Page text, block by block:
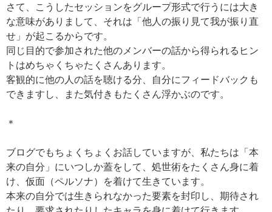
さて、こうしたセッションをグループ形式で行うには大き
な意味がありまして、それは「他人の振り見て我が振り直
せ」が起こるからです。
同じ目的で参加された他のメンバーの話から得られるヒン
トはめちゃくちゃたくさんあります。
客観的に他の人の話を聴ける分、自分にフィードバックも
できますし、また気付きもたくさん浮かぶのです。
＊
ブログでもちょくちょくお話していますが、私たちは「本
来の自分」にいつしか蓋をして、処世術をたくさん身に着
け、仮面（ペルソナ）を着けて生きています。
本来の自分では生きられなかった要素を封印し、期待され